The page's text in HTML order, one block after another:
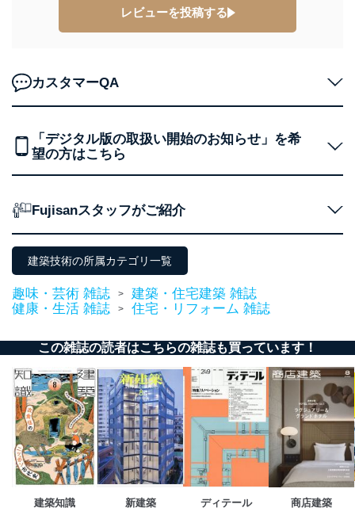
りです。
No
個人情報の種類 利用目的
当社の定期購読サ
の方の個人情報
商品代金回収のため
閲覧履歴や購買履歴等の情報を分
広告のため
2
当社にお問合わせ
いただいた方の個
人情報
お問い合わせ対応、トラブル対
処、オペレーター教育など応対品
質向上のため
3
当社カスタマーQ＆
Aサービス利用者
ｅメール等によるカスタマーQ＆A
サイトのサービス内容のご案内の
ため
ｅメール等による商品、サービ
ス、キャンペーン等の広告に関す
るご案内のため
4
採用応募者の方の
個人情報
採用選考、ご連絡のため
5
当社の従業者の個
人情報
人事、総務などの雇用管理等のた
め
パートナー（提携
購入商品配送のため
レビューを投稿する
カスタマーQA
「デジタル版の取扱い開始のお知らせ」を希
望の方はこちら
Fujisanスタッフがご紹介
建築技術の所属カテゴリ一覧
趣味・芸術 雑誌 >
建築・住宅建築 雑誌
健康・生活 雑誌
> 住宅・リフォーム 雑誌
この雑誌の読者はこちらの雑誌も買っています！
建築知識 新建築 ディテール 商店建築